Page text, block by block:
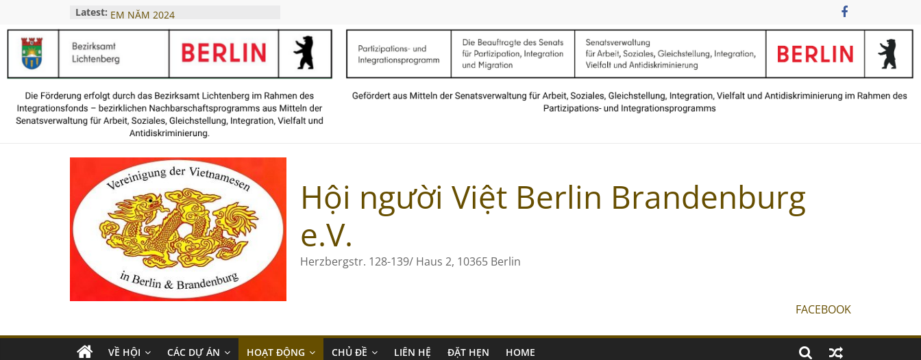
Latest: BẾ GIẢNG KHÓA TIẾNG ĐỨC TRẺ
công nhờ sự đồng hành của cộng
đồng
Khai giảng lớp tiếng Đức cho trẻ
em – ngày 28.07.2025
Buổi Tọa Đàm Pháp Lý Cùng Luật
Sư Traine – Ngày 05.04.2025
Hội Người Việt Khai Giảng Lớp
Hội người Việt Berlin Brandenburg
e.V.
Herzbergstr. 128-139/ Haus 2, 10365 Berlin
FACEBOOK
VỀ HỘI CÁC DỰ ÁN HOẠT ĐỘNG CHỦ ĐỀ LIÊN HỆ ĐẶT HẸN HOME